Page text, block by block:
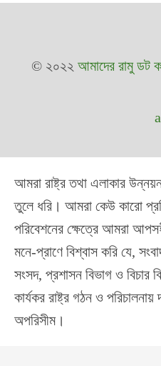
© ২০২২ আমাদের রামু ডট
আমরা রাষ্ট্র তথা এলাকার
তুলে ধরি। আমরা কেউ কারো
পরিবেশনের ক্ষেত্রে আমরা
মনে-প্রাণে বিশ্বাস করি যে,
সংসদ, প্রশাসন বিভাগ ও বিচার
কার্যকর রাষ্ট্র গঠন ও
অপরিসীম।